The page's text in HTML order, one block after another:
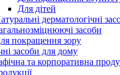
Для дітей
дерматологічні
засоби
покращення зору
засоби для дому
та корпоративна